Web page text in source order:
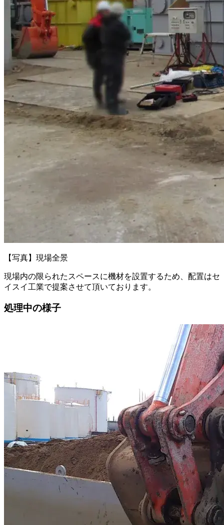
【写真】現場全景
現場内の限られたスペースに機材を設置するため、配置はセ
イスイ工業で提案させて頂いております。
処理中の様子